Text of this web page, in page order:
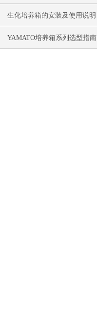
生化培养箱的安装及使用说明
YAMATO培养箱系列选型指南